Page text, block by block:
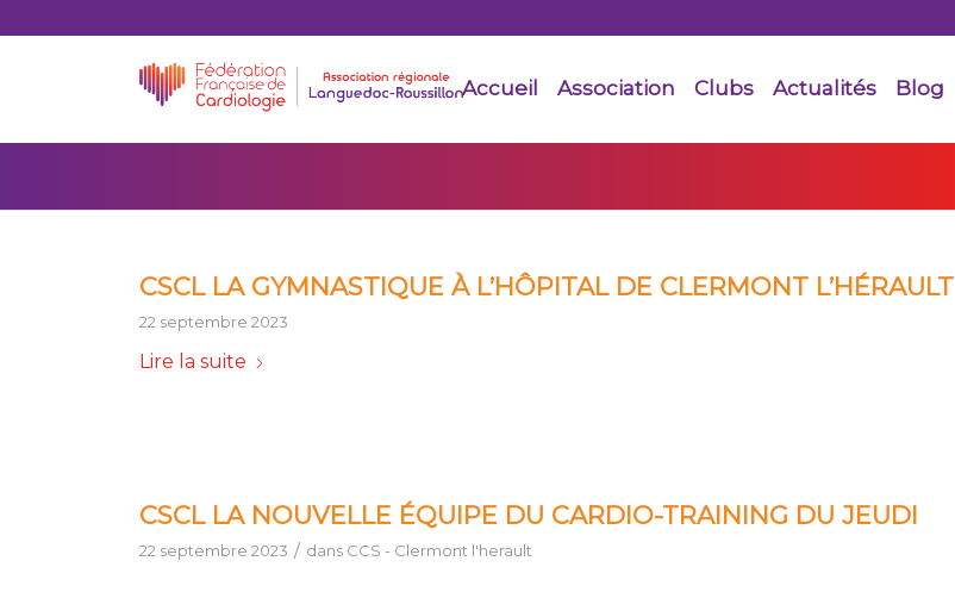
Accueil Association Clubs Actualités Blog
CSCL LA GYMNASTIQUE À L’HÔPITAL DE CLERMONT L’HÉRAULT
22 septembre 2023
Lire la suite
CSCL LA NOUVELLE ÉQUIPE DU CARDIO-TRAINING DU JEUDI
22 septembre 2023 / dans CCS - Clermont l'herault